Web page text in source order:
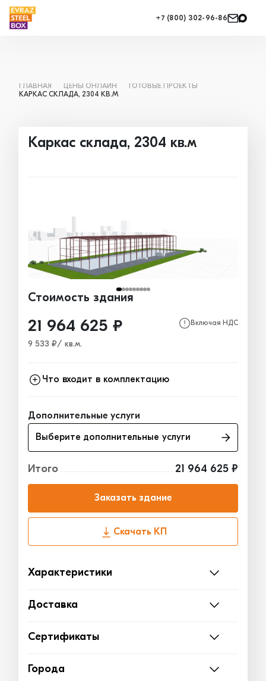
+7 (800) 302-96-86
ГЛАВНАЯ ЦЕНЫ ОНЛАЙН
ГОТОВЫЕ ПРОЕКТЫ
КАРКАС СКЛАДА, 2304 КВ.М
Каркас склада, 2304 кв.м
Стоимость здания
21 964 625 ₽ Включая НДС
9 533 ₽/ кв.м.
Что входит в комплектацию
Ограждающие конструкции 0₽
Окна, двери, ворота 0₽
Дополнительные услуги
Выберите дополнительные услуги
Итого 21 964 625 ₽
Заказать здание
Скачать КП
Характеристики
Доставка
Сертификаты
Города